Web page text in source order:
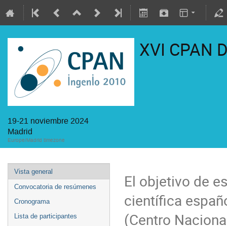
XVI CPAN
19-21 noviembre 2024
Madrid
Europe/Madrid timezone
Vista general
Convocatoria de resúmenes
Cronograma
Lista de participantes
El objetivo de
científica
(Centro